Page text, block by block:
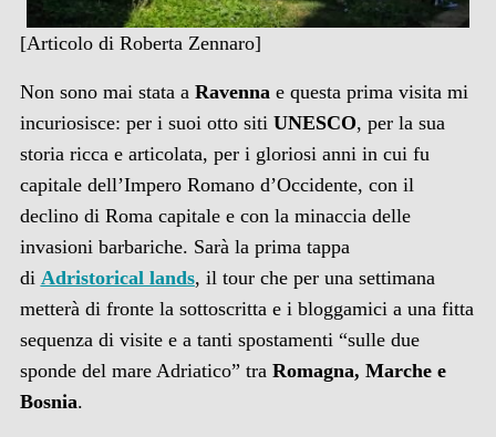
[Articolo di Roberta Zennaro]
Non sono mai stata a Ravennae questa prima visita mi
incuriosisce: per i suoi otto siti UNESCO, per la sua
storia ricca e articolata, per i gloriosi anni in cui fu
capitale dell’Impero Romano d’Occidente, con il
declino di Roma capitale e con la minaccia delle
invasioni barbariche. Sarà la prima tappa
di Adristorical lands, il tour che per una settimana
metterà di fronte la sottoscritta e i bloggamici a una fitta
sequenza di visite e a tanti spostamenti “sulle due
sponde del mare Adriatico” tra Romagna, Marche e
Bosnia.